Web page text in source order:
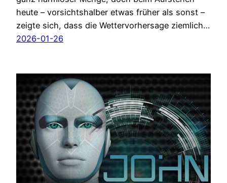
heute – vorsichtshalber etwas früher als sonst –
zeigte sich, dass die Wettervorhersage ziemlich…
2026-01-26